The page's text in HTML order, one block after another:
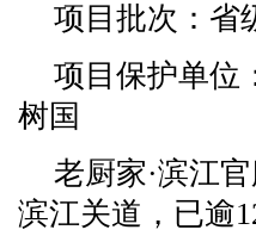
项目批次：省
项目保护单位
树国
老厨家·滨江
滨江关道，已逾